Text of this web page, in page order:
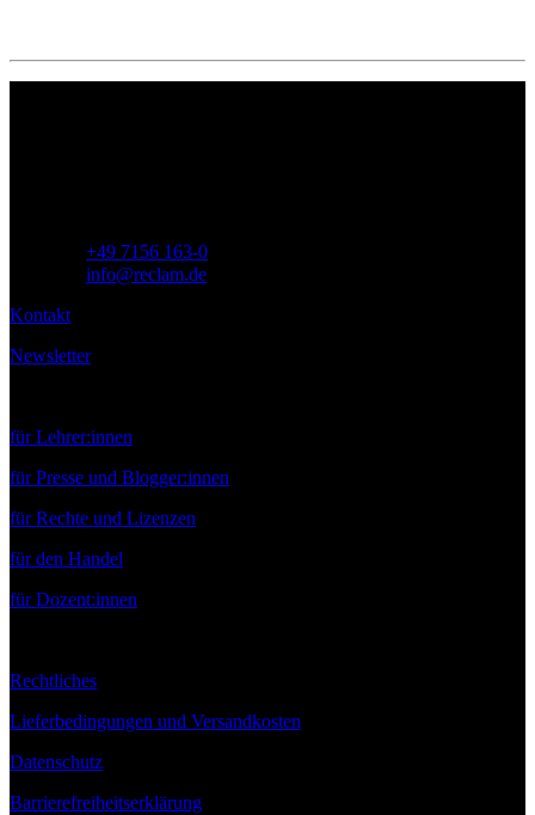
+49 7156 163-0
info@reclam.de
Kontakt
Newsletter
für Lehrer:innen
für Presse und Blogger:innen
für Rechte und Lizenzen
für den Handel
für Dozent:innen
Rechtliches
Lieferbedingungen und Versandkosten
Datenschutz
Barrierefreiheitserklärung